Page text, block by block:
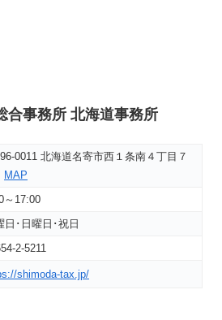
合事務所 北海道事務所
0011 北海道名寄市西１条南４丁目７
MAP
～17:00
日･日曜日･祝日
2-5211
shimoda-tax.jp/